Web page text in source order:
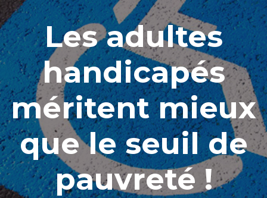
Les adultes
handicapés
méritent mieux
que le seuil de
pauvreté !